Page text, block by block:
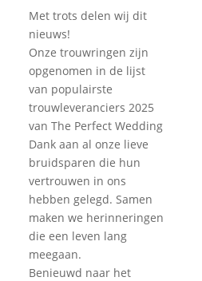
Met trots delen wij dit
nieuws!
Onze trouwringen zijn
opgenomen in de lijst
van populairste
trouwleveranciers 2025
van The Perfect Wedding
Dank aan al onze lieve
bruidsparen die hun
vertrouwen in ons
hebben gelegd. Samen
maken we herinneringen
die een leven lang
meegaan.
Benieuwd naar het